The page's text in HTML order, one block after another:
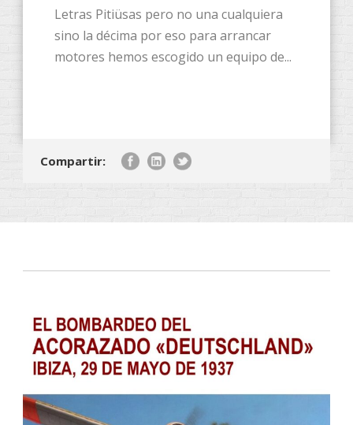
Letras Pitiüsas pero no una cualquiera
sino la décima por eso para arrancar
motores hemos escogido un equipo de...
Compartir: